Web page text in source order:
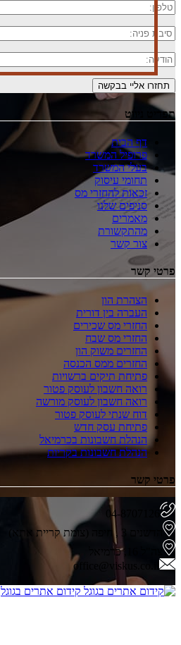
תפריט ניווט
דף הבית
פרופיל המשרד
בעלי המשרד
תחומי עיסוק
זכאות להחזרי מס
סניפים שלנו
מאמרים
מהתקשורת
צור קשר
פרטי קשר
הצהרת הון
העברה בין דורית
החזרי מס שכירים
החזרי מס שבח
החזרים משוק הון
החזרים ממס הכנסה
פתיחת תיקים ברשויות
רואה חשבון לעוסק פטור
רואה חשבון לעוסק מורשה
דוח שנתי לעוסק פטור
פתיחת עסק חדש
הנהלת חשבונות בכרמיאל
הנהלת חשבונות בקריות
פרטי קשר
04-8707126
office@viskus.co.il
קידום אתרים בגוגל